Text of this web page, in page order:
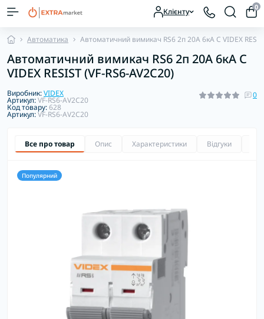
Клієнту 0
Автоматика Автоматичний вимикач RS6 2п 20А 6кА С VIDEX
Автоматичний вимикач RS6 2п 20А 6кА С
VIDEX RESIST (VF-RS6-AV2C20)
Виробник:VIDEX
Артикул:VF-RS6-AV2C20
Код товару:628
Артикул:VF-RS6-AV2C20
0
Все про товар Опис Характеристики Відгуки
Популярний